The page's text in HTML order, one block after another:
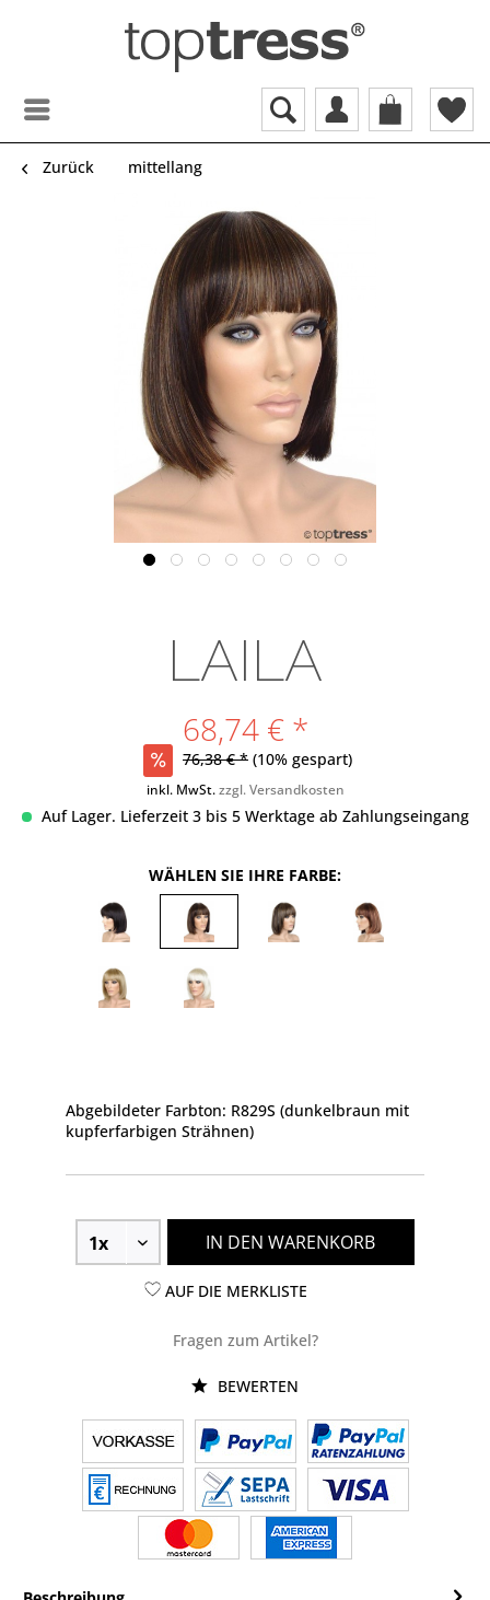
Zurück mittellang
LAILA
68,74 € *
76,38 € * (10% gespart)
inkl. MwSt.zzgl. Versandkosten
Auf Lager. Lieferzeit 3 bis 5 Werktage ab Zahlungseingang
WÄHLEN SIE IHRE FARBE:
Abgebildeter Farbton: R829S (dunkelbraun mit
kupferfarbigen Strähnen)
IN DEN WARENKORB
AUF DIE MERKLISTE
Fragen zum Artikel?
BEWERTEN